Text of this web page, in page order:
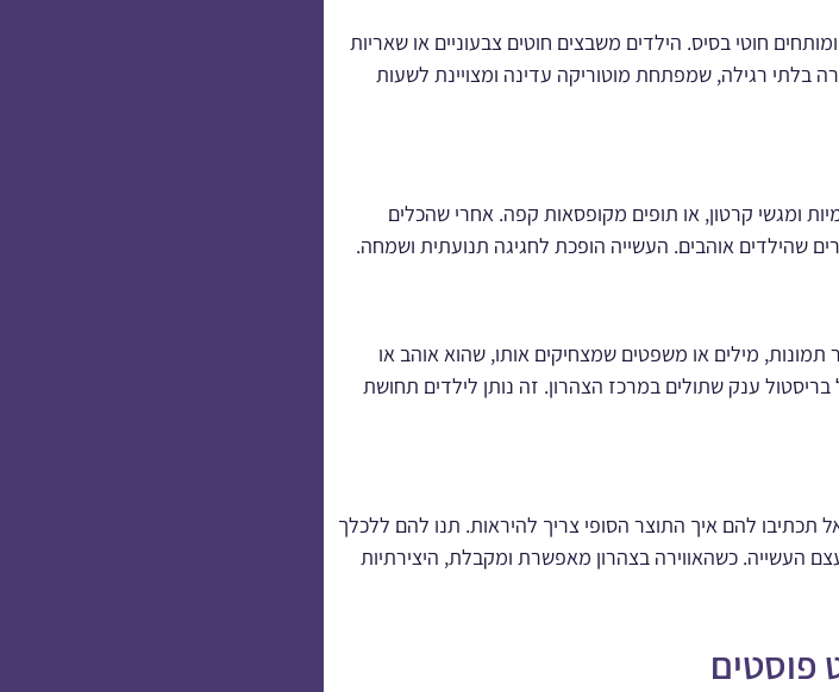
חוטי בסיס. הילדים משבצים חוטים צבעוניים או שאריות
בלתי רגילה, שמפתחת מוטוריקה עדינה ומצויינת לשעות
ומגשי קרטון, או תופים מקופסאות קפה. אחרי שהכלים
שהילדים אוהבים. העשייה הופכת לחגיגה תנועתית ושמחה.
תמונות, מילים או משפטים שמצחיקים אותו, שהוא אוהב או
ענק שתולים במרכז הצהרון. זה נותן לילדים תחושת
להם איך התוצר הסופי צריך להיראות. תנו להם ללכלך
העשייה. כשהאווירה בצהרון מאפשרת ומקבלת, היצירתיות
פוסטים